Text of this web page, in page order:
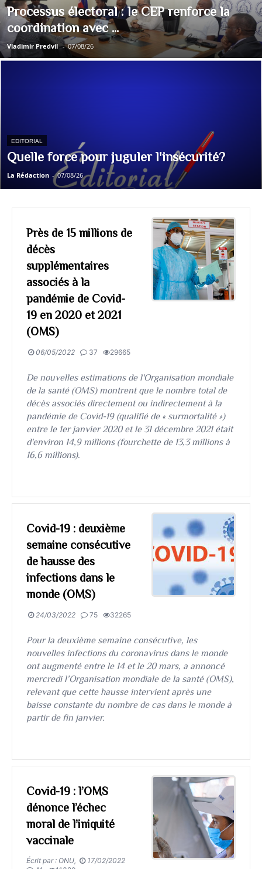
Processus électoral : le CEP renforce la
coordination avec ...
Vladimir Predvil - 07/08/26
EDITORIAL
Quelle force pour juguler l'insécurité?
La Rédaction - 07/08/26
Près de 15 millions de
décès
supplémentaires
associés à la
pandémie de Covid-
19 en 2020 et 2021
(OMS)
06/05/2022 37 29665
De nouvelles estimations de l'Organisation mondiale
de la santé (OMS) montrent que le nombre total de
décès associés directement ou indirectement à la
pandémie de Covid-19 (qualifié de « surmortalité »)
entre le 1er janvier 2020 et le 31 décembre 2021 était
d'environ 14,9 millions (fourchette de 13,3 millions à
16,6 millions).
Covid-19 : deuxième
semaine consécutive
de hausse des
infections dans le
monde (OMS)
24/03/2022 75 32265
Pour la deuxième semaine consécutive, les
nouvelles infections du coronavirus dans le monde
ont augmenté entre le 14 et le 20 mars, a annoncé
mercredi l’Organisation mondiale de la santé (OMS),
relevant que cette hausse intervient après une
baisse constante du nombre de cas dans le monde à
partir de fin janvier.
Covid-19 : l’OMS
dénonce l’échec
moral de l’iniquité
vaccinale
Écrit par : ONU,
17/02/2022